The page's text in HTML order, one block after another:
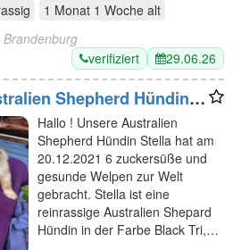
1 Monat 1 Woche alt
Brandenburg
verifiziert
29.06.26
Shepherd Hündin
Hallo ! Unsere Australien
Shepherd Hündin Stella hat am
20.12.2021 6 zuckersüße und
gesunde Welpen zur Welt
gebracht. Stella ist eine
reinrassige Australien Shepard
Hündin in der Farbe Black Tri,…